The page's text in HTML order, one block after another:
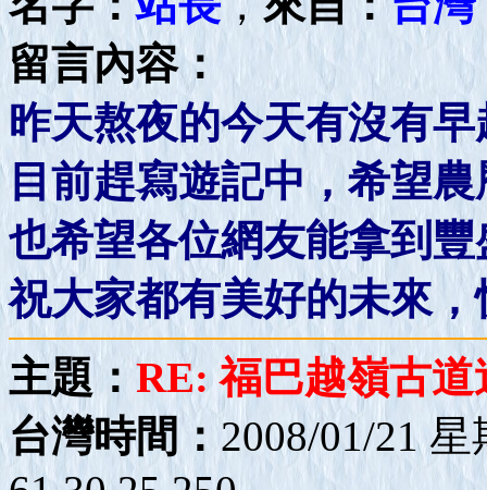
留言內容：
昨天熬夜的今天有沒有早
目前趕寫遊記中，希望
也希望各位網友能拿到
祝大家都有美好的未來
主題：RE: 福巴越嶺古道
台灣時間： 2008/01/21